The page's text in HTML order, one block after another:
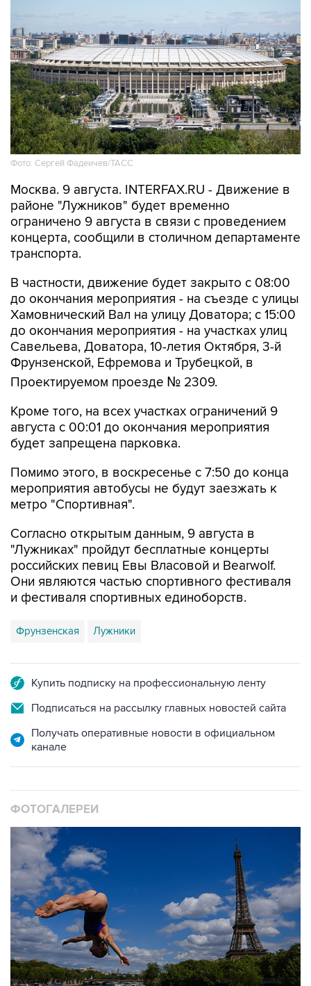
Фото: Сергей Фадеичев/ТАСС
Москва. 9 августа. INTERFAX.RU - Движение в
районе "Лужников" будет временно
ограничено 9 августа в связи с проведением
концерта, сообщили в столичном департаменте
транспорта.
В частности, движение будет закрыто с 08:00
до окончания мероприятия - на съезде с улицы
Хамовнический Вал на улицу Доватора; с 15:00
до окончания мероприятия - на участках улиц
Савельева, Доватора, 10-летия Октября, 3-й
Фрунзенской, Ефремова и Трубецкой, в
Проектируемом проезде № 2309.
Кроме того, на всех участках ограничений 9
августа с 00:01 до окончания мероприятия
будет запрещена парковка.
Помимо этого, в воскресенье с 7:50 до конца
мероприятия автобусы не будут заезжать к
метро "Спортивная".
Согласно открытым данным, 9 августа в
"Лужниках" пройдут бесплатные концерты
российских певиц Евы Власовой и Bearwolf.
Они являются частью спортивного фестиваля
и фестиваля спортивных единоборств.
Фрунзенская Лужники
Купить подписку на профессиональную ленту
Подписаться на рассылку главных новостей сайта
Получать оперативные новости в официальном
канале
ФОТОГАЛЕРЕИ